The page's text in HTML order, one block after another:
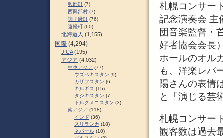
札幌コンサー
記念演奏会 主
団音楽監督・
好者協会会長
ホールのオル
も、洋楽レパ
陽さんの表情
と「演じる芸
札幌コンサー
観客数は過去
興部町 (7)
西興部村 (7)
訓子府町 (76)
遠軽町 (60)
北海道人 (1,155)
国際 (4,294)
JICA(195)
アジア (4,032)
中央アジア (77)
ウズベキスタン (9)
カザフスタン (6)
キルギス (15)
タジキスタン (7)
トルクメニスタン (3)
南アジア (118)
インド (36)
スリランカ (18)
ネパール (10)